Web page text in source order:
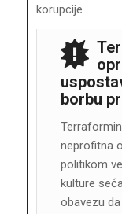
korupcije
borbu
neprofitna
politikom
kulture
obavezu